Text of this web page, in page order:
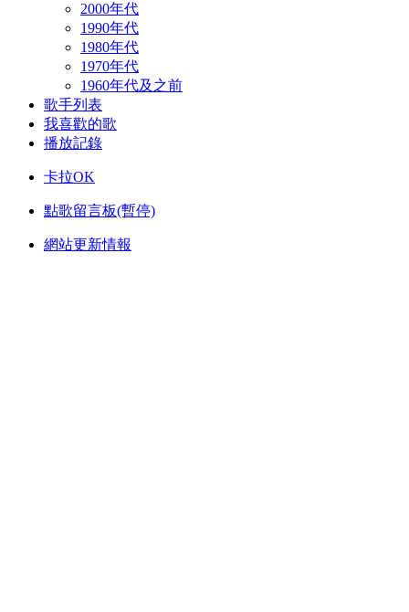
2000年代
1990年代
1980年代
1970年代
1960年代及之前
歌手列表
我喜歡的歌
播放記錄
卡拉OK
點歌留言板(暫停)
網站更新情報